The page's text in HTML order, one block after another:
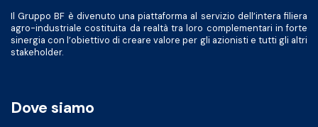
Il Gruppo BF è divenuto una piattaforma al servizio dell’intera filiera
agro-industriale costituita da realtà tra loro complementari in forte
sinergia con l’obiettivo di creare valore per gli azionisti e tutti gli altri
stakeholder.
Dove siamo